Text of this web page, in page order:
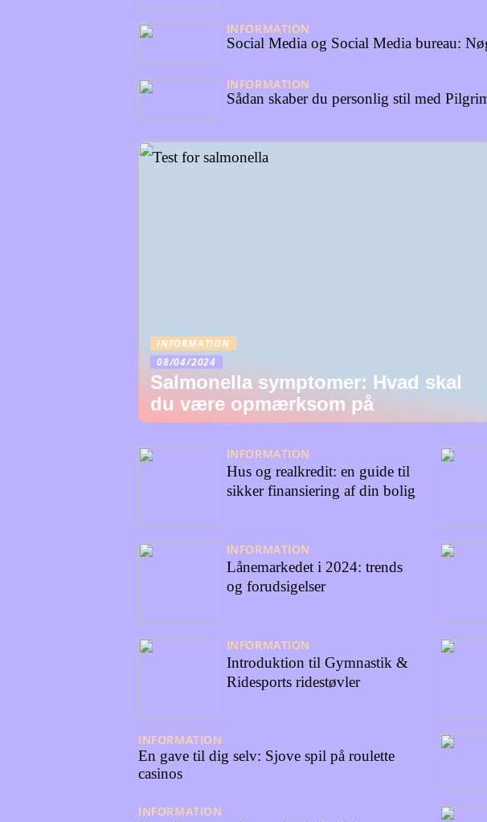
INFORMATION
Social Media og Social Media bureau:
INFORMATION
Sådan skaber du personlig stil med
INFORMATION
08/04/2024
Salmonella symptomer: Hvad skal
du være opmærksom på
INFORMATION
Hus og realkredit: en guide til
sikker finansiering af din bolig
INFORMATION
Lånemarkedet i 2024: trends
og forudsigelser
INFORMATION
Introduktion til Gymnastik &
Ridesports ridestøvler
INFORMATION
En gave til dig selv: Sjove spil på roulette
casinos
INFORMATION